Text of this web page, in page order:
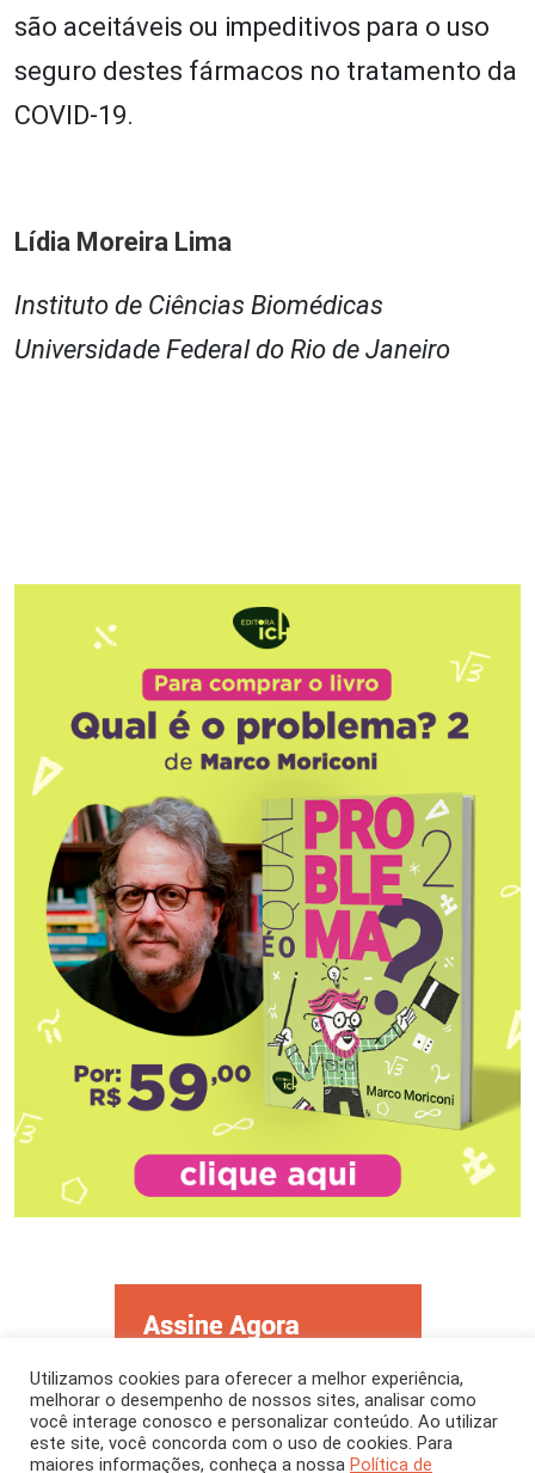
são aceitáveis ou impeditivos para o uso
seguro destes fármacos no tratamento da
COVID-19.
Lídia Moreira Lima
Instituto de Ciências Biomédicas
Universidade Federal do Rio de Janeiro
Utilizamos cookies para oferecer a melhor experiência,
melhorar o desempenho de nossos sites, analisar como
você interage conosco e personalizar conteúdo. Ao utilizar
este site, você concorda com o uso de cookies. Para
maiores informações, conheça a nossa Política de